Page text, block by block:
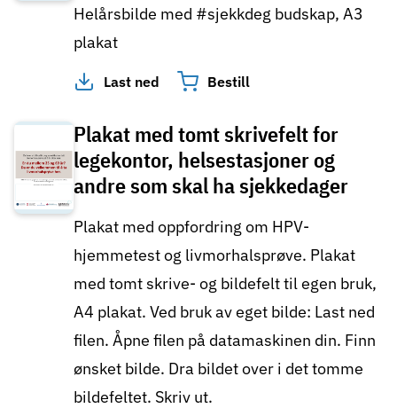
Helårsbilde med #sjekkdeg budskap, A3
plakat
Last ned Bestill
Plakat med tomt skrivefelt for
legekontor, helsestasjoner og
andre som skal ha sjekkedager
Plakat med oppfordring om HPV-
hjemmetest og livmorhalsprøve. Plakat
med tomt skrive- og bildefelt til egen bruk,
A4 plakat. Ved bruk av eget bilde: Last ned
filen. Åpne filen på datamaskinen din. Finn
ønsket bilde. Dra bildet over i det tomme
bildefeltet. Skriv ut.